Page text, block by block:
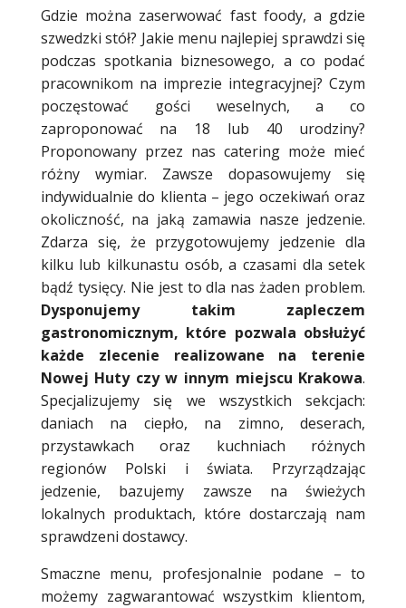
Gdzie można zaserwować fast foody, a gdzie
szwedzki stół? Jakie menu najlepiej sprawdzi się
podczas spotkania biznesowego, a co podać
pracownikom na imprezie integracyjnej? Czym
poczęstować gości weselnych, a co
zaproponować na 18 lub 40 urodziny?
Proponowany przez nas catering może mieć
różny wymiar. Zawsze dopasowujemy się
indywidualnie do klienta – jego oczekiwań oraz
okoliczność, na jaką zamawia nasze jedzenie.
Zdarza się, że przygotowujemy jedzenie dla
kilku lub kilkunastu osób, a czasami dla setek
bądź tysięcy. Nie jest to dla nas żaden problem.
Dysponujemy takim zapleczem
gastronomicznym, które pozwala obsłużyć
każde zlecenie realizowane na terenie
Nowej Huty czy w innym miejscu Krakowa.
Specjalizujemy się we wszystkich sekcjach:
daniach na ciepło, na zimno, deserach,
przystawkach oraz kuchniach różnych
regionów Polski i świata. Przyrządzając
jedzenie, bazujemy zawsze na świeżych
lokalnych produktach, które dostarczają nam
sprawdzeni dostawcy.
Smaczne menu, profesjonalnie podane – to
możemy zagwarantować wszystkim klientom,